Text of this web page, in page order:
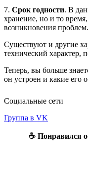
7. Срок годности. В
хранение, но и то
возникновения
Существуют и другие
технический характер,
Теперь, вы больше
он устроен и какие его
Социальные сети
Группа в VK
☕ Понравился